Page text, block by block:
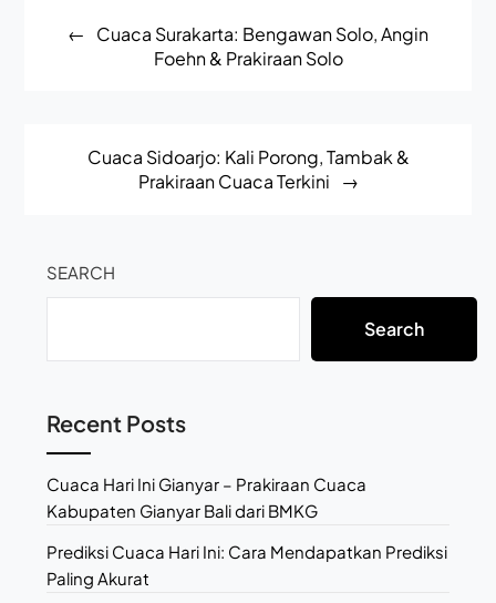
navigationCuaca Surakarta: Bengawan Solo, Angin
Foehn & Prakiraan Solo
Cuaca Sidoarjo: Kali Porong, Tambak &
Prakiraan Cuaca Terkini
SEARCH
Search
Recent Posts
Cuaca Hari Ini Gianyar – Prakiraan Cuaca
Kabupaten Gianyar Bali dari BMKG
Prediksi Cuaca Hari Ini: Cara Mendapatkan Prediksi
Paling Akurat